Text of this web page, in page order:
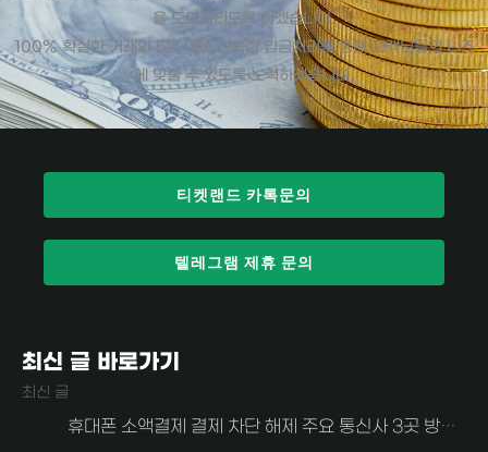
을 도와드리도록 하겠습니다.
100% 확실한 거래와 5분 이내 신속한 입금처리를 통해 고객님들의 니즈
에 맞출 수 있도록 노력하겠습니다.
티켓랜드 카톡문의
텔레그램 제휴 문의
최신 글 바로가기
최신 글
휴대폰 소액결제 결제 차단 해제 주요 통신사 3곳 방법 알아보자 (SKT, KT, LG U+)